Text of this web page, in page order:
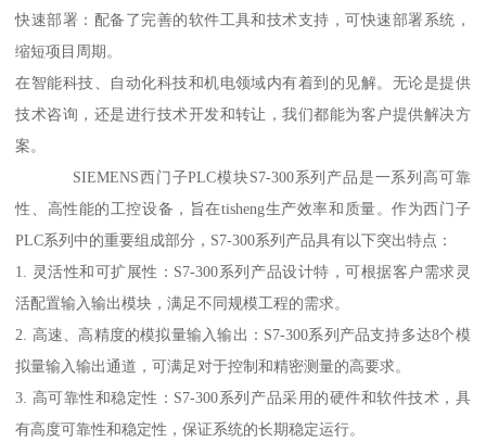
快速部署：配备了完善的软件工具和技术支持，可快速部署系统，
缩短项目周期。
在智能科技、自动化科技和机电领域内有着到的见解。无论是提供
技术咨询，还是进行技术开发和转让，我们都能为客户提供解决方
案。
SIEMENS西门子PLC模块S7-300系列产品是一系列高可靠
性、高性能的工控设备，旨在tisheng生产效率和质量。作为西门子
PLC系列中的重要组成部分，S7-300系列产品具有以下突出特点：
1. 灵活性和可扩展性：S7-300系列产品设计特，可根据客户需求灵
活配置输入输出模块，满足不同规模工程的需求。
2. 高速、高精度的模拟量输入输出：S7-300系列产品支持多达8个模
拟量输入输出通道，可满足对于控制和精密测量的高要求。
3. 高可靠性和稳定性：S7-300系列产品采用的硬件和软件技术，具
有高度可靠性和稳定性，保证系统的长期稳定运行。